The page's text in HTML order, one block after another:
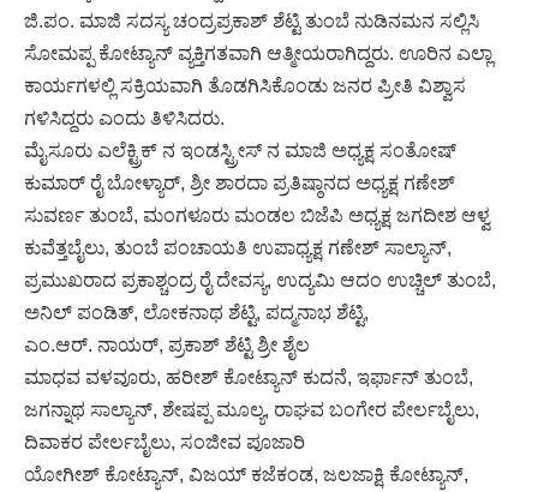
ಜಿ.ಪಂ. ಮಾಜಿ ಸದಸ್ಯ ಚಂದ್ರಪ್ರಕಾಶ್ ಶೆಟ್ಟಿ ತುಂಬೆ ನುಡಿನಮನ ಸಲ್ಲಿಸಿ
ಸೋಮಪ್ಪ ಕೋಟ್ಯಾನ್ ವ್ಯಕ್ತಿಗತವಾಗಿ ಆತ್ಮೀಯರಾಗಿದ್ದರು. ಊರಿನ ಎಲ್ಲಾ
ಕಾರ್ಯಗಳಲ್ಲಿ ಸಕ್ರಿಯವಾಗಿ ತೊಡಗಿಸಿಕೊಂಡು ಜನರ ಪ್ರೀತಿ ವಿಶ್ವಾಸ
ಗಳಿಸಿದ್ದರು ಎಂದು ತಿಳಿಸಿದರು.
ಮೈಸೂರು ಎಲೆಕ್ಟ್ರಿಕ್ ನ ಇಂಡಸ್ಟ್ರೀಸ್ ನ ಮಾಜಿ ಅಧ್ಯಕ್ಷ ಸಂತೋಷ್
ಕುಮಾರ್ ರೈ ಬೋಳ್ಯಾರ್, ಶ್ರೀ ಶಾರದಾ ಪ್ರತಿಷ್ಠಾನದ ಅಧ್ಯಕ್ಷ ಗಣೇಶ್
ಸುವರ್ಣ ತುಂಬೆ, ಮಂಗಳೂರು ಮಂಡಲ ಬಿಜೆಪಿ ಅಧ್ಯಕ್ಷ ಜಗದೀಶ ಆಳ್ವ
ಕುವೆತ್ತಬೈಲು, ತುಂಬೆ ಪಂಚಾಯತಿ ಉಪಾಧ್ಯಕ್ಷ ಗಣೇಶ್ ಸಾಲ್ಯಾನ್,
ಪ್ರಮುಖರಾದ ಪ್ರಕಾಶ್ಚಂದ್ರ ರೈ ದೇವಸ್ಯ, ಉದ್ಯಮಿ ಆದಂ‌ ಉಚ್ಚಿಲ್ ತುಂಬೆ,
ಅನಿಲ್ ಪಂಡಿತ್, ಲೋಕನಾಥ ಶೆಟ್ಟಿ, ಪದ್ಮನಾಭ ಶೆಟ್ಟಿ,
ಎಂ.ಆರ್. ನಾಯರ್, ಪ್ರಕಾಶ್ ಶೆಟ್ಟಿ ಶ್ರೀ ಶೈಲ
ಮಾಧವ ವಳವೂರು, ಹರೀಶ್ ಕೋಟ್ಯಾನ್ ಕುದನೆ, ಇರ್ಫಾನ್ ತುಂಬೆ,
ಜಗನ್ನಾಥ ಸಾಲ್ಯಾನ್, ಶೇಷಪ್ಪ ಮೂಲ್ಯ, ರಾಘವ ಬಂಗೇರ ಪೇರ್ಲಬೈಲು,
ದಿವಾಕರ ಪೇರ್ಲಬೈಲು, ಸಂಜೀವ ಪೂಜಾರಿ
ಯೋಗೀಶ್ ಕೋಟ್ಯಾನ್, ವಿಜಯ್ ಕಜೆಕಂಡ, ಜಲಜಾಕ್ಷಿ ಕೋಟ್ಯಾನ್,